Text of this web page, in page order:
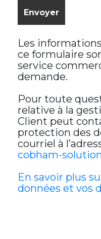
Les
ce formulaire
service
demande.
Pour toute
relative à la
Client peut
protection des
courriel à
cobham-
En savoir plus
données et vos